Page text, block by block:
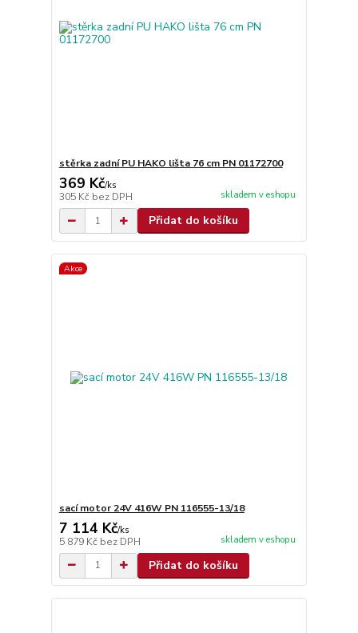
stěrka zadní PU HAKO lišta 76 cm PN 01172700
369 Kč/ks
305 Kč bez DPH skladem v eshopu
Přidat do košíku
Akce
sací motor 24V 416W PN 116555-13/18
7 114 Kč/ks
5 879 Kč bez DPH skladem v eshopu
Přidat do košíku